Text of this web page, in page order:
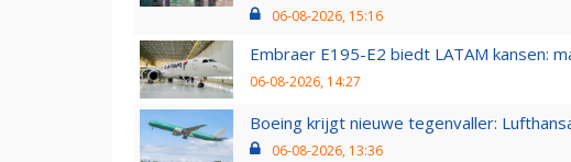
06-08-2026, 15:16
Embraer E195-E2 biedt LATAM kansen:
06-08-2026, 14:27
Boeing krijgt nieuwe tegenvaller:
06-08-2026, 13:36